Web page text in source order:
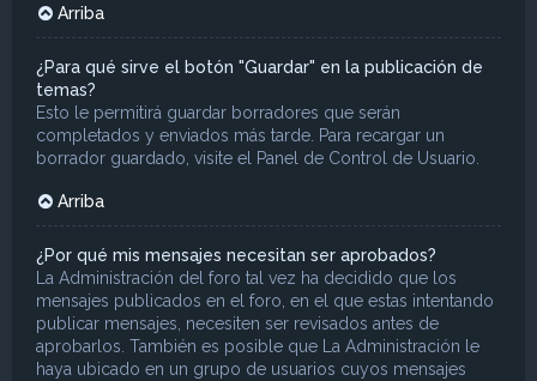
Arriba
¿Para qué sirve el botón "Guardar" en la publicación de
temas?
Esto le permitirá guardar borradores que serán
completados y enviados más tarde. Para recargar un
borrador guardado, visite el Panel de Control de Usuario.
Arriba
¿Por qué mis mensajes necesitan ser aprobados?
La Administración del foro tal vez ha decidido que los
mensajes publicados en el foro, en el que estas intentando
publicar mensajes, necesiten ser revisados antes de
aprobarlos. También es posible que La Administración le
haya ubicado en un grupo de usuarios cuyos mensajes